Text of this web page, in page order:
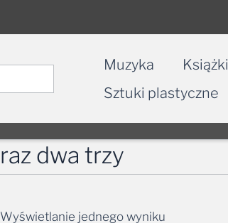
Muzyka Książki
Sztuki plastyczne
raz dwa trzy
Wyświetlanie jednego wyniku